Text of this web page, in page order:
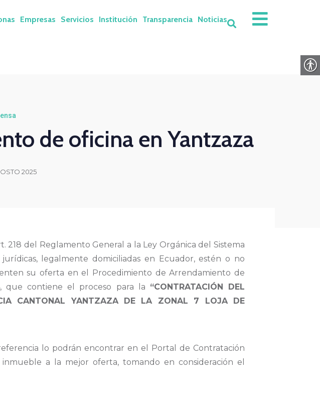
Empresas Servicios Institución Transparencia Noticias
de oficina en Yantzaza
2025
del Reglamento General a la Ley Orgánica del Sistema
legalmente domiciliadas en Ecuador, estén o no
su oferta en el Procedimiento de Arrendamiento de
que contiene el proceso para la “CONTRATACIÓN DEL
CANTONAL YANTZAZA DE LA ZONAL 7 LOJA DE
lo podrán encontrar en el Portal de Contratación
a la mejor oferta, tomando en consideración el